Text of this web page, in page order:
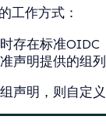
工作方式：
存在标准OIDC
声明提供的组列
声明，则自定